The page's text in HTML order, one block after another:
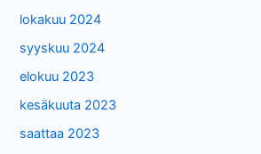
lokakuu 2024
syyskuu 2024
elokuu 2023
kesäkuuta 2023
saattaa 2023